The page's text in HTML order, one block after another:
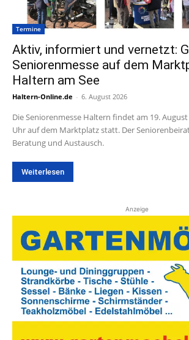
Termine
Aktiv, informiert und vernetzt:
Seniorenmesse auf dem
Haltern am See
Haltern-Online.de - 6. August 2026
Die Seniorenmesse Haltern findet am 19.
Uhr auf dem Marktplatz statt. Der
Beratung und Austausch.
Weiterlesen
Anzeige